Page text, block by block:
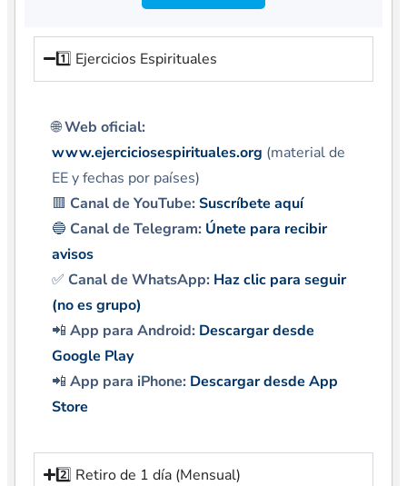
1️⃣ Ejercicios Espirituales
🌐Web oficial:
www.ejerciciosespirituales.org (material de
EE y fechas por países)
🟥 Canal de YouTube: Suscríbete aquí
🔵 Canal de Telegram: Únete para recibir
avisos
✅ Canal de WhatsApp: Haz clic para seguir
(no es grupo)
📲 App para Android: Descargar desde
Google Play
📲 App para iPhone: Descargar desde App
Store
2️⃣ Retiro de 1 día (Mensual)